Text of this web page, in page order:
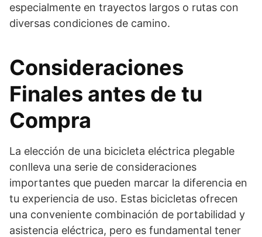
especialmente en trayectos largos o rutas con
diversas condiciones de camino.
Consideraciones
Finales antes de tu
Compra
La elección de una bicicleta eléctrica plegable
conlleva una serie de consideraciones
importantes que pueden marcar la diferencia en
tu experiencia de uso. Estas bicicletas ofrecen
una conveniente combinación de portabilidad y
asistencia eléctrica, pero es fundamental tener